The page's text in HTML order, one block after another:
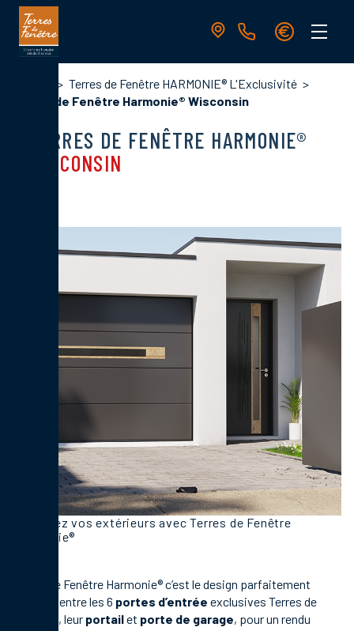
Aller
contenu
principale
Terres de Fenêtre HARMONIE® L'Exclusivité
Terres de Fenêtre Harmonie® Wisconsin
TERRES DE FENÊTRE HARMONIE®
WISCONSIN
Accordez vos extérieurs avec Terres de Fenêtre
Harmonie®
Terres de Fenêtre Harmonie® c’est le design parfaitement
équilibré entre les 6 portes d’entrée exclusives Terres de
Fenêtre®, leur portailet porte de garage, pour un rendu